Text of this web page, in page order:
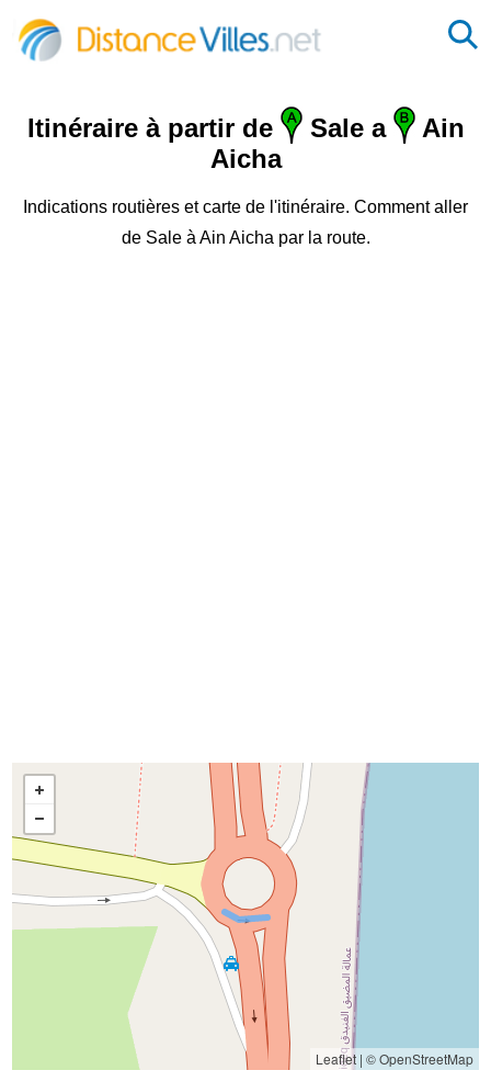
Itinéraire à partir de Sale a
Ain
Aicha
Indications routières et carte de l'itinéraire. Comment aller
de Sale à Ain Aicha par la route.
Leaflet| © OpenStreetMap